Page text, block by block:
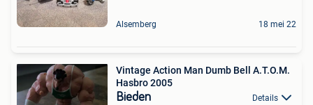
Alsemberg 18 mei 22
Vintage Action Man Dumb Bell A.T.O.M.
Hasbro 2005
Bieden Details